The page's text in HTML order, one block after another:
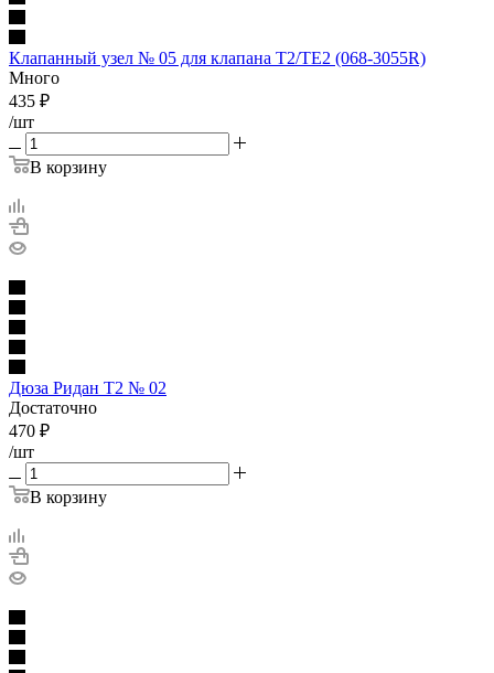
Клапанный узел № 05 для клапана T2/TE2 (068-3055R)
Много
435 ₽
/шт
В корзину
Дюза Ридан Т2 № 02
Достаточно
470 ₽
/шт
В корзину